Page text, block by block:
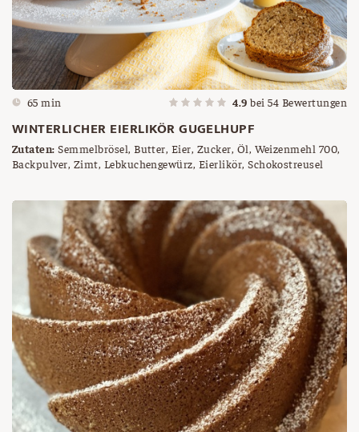
65 min 4.9 bei54 Bewertungen
WINTERLICHER EIERLIKÖR GUGELHUPF
Zutaten: Semmelbrösel, Butter, Eier, Zucker, Öl, Weizenmehl 700,
Backpulver, Zimt, Lebkuchengewürz, Eierlikör, Schokostreusel